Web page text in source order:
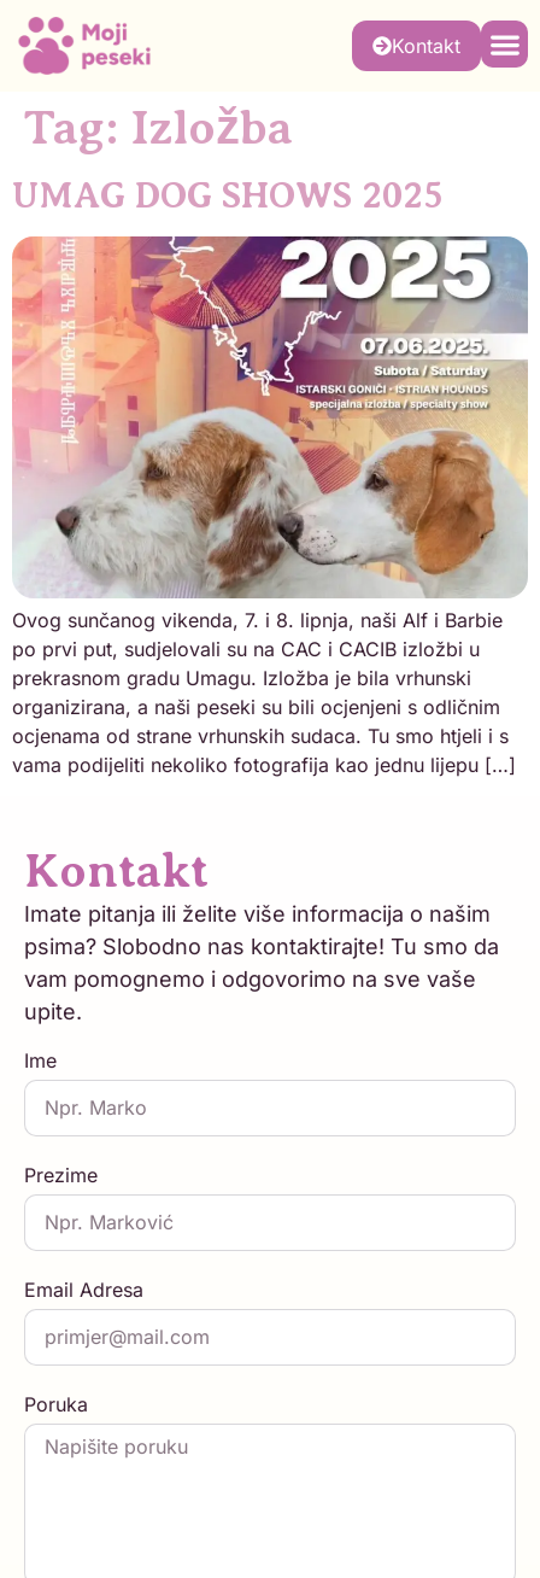
Kontakt
Tag: Izložba
UMAG DOG SHOWS 2025
Ovog sunčanog vikenda, 7. i 8. lipnja, naši Alf i Barbie
po prvi put, sudjelovali su na CAC i CACIB izložbi u
prekrasnom gradu Umagu. Izložba je bila vrhunski
organizirana, a naši peseki su bili ocjenjeni s odličnim
ocjenama od strane vrhunskih sudaca. Tu smo htjeli i s
vama podijeliti nekoliko fotografija kao jednu lijepu […]
Kontakt
Imate pitanja ili želite više informacija o našim
psima? Slobodno nas kontaktirajte! Tu smo da
vam pomognemo i odgovorimo na sve vaše
upite.
Ime
Prezime
Email Adresa
Poruka